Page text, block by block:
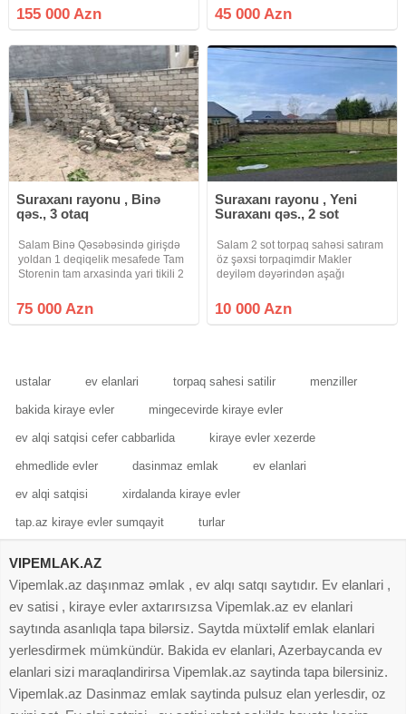
100 m² olan, 5 otaqlı 1 mərtəbəli
yaşayış evi mövcuddur. Ev köhnə
155 000 Azn
xettinin ustunde kupcali torpaq
satilir. 4.5 sot. 45 000 Azn. Real
45 000 Azn
Suraxanı rayonu , Binə
qəs., 3 otaq
Salam Binə Qəsəbəsində girişdə
yoldan 1 deqiqelik mesafede Tam
Storenin tam arxasinda yari tikili 2
plana dusub sotu 50minden
hesablanib 1000 eded das
75 000 Azn
Suraxanı rayonu , Yeni
Suraxanı qəs., 2 sot
Salam 2 sot torpaq sahəsi satıram
öz şəxsi torpaqimdir Makler
deyiləm dəyərindən aşağı
Səbətlər qaydasındadır Məktəb
Baxça tam yaxın
10 000 Azn
ustalar ev elanlari torpaq sahesi satilir menziller
bakida kiraye evler mingecevirde kiraye evler
ev alqi satqisi cefer cabbarlida kiraye evler xezerde
ehmedlide evler dasinmaz emlak ev elanlari
ev alqi satqisi xirdalanda kiraye evler
tap.az kiraye evler sumqayit turlar
VIPEMLAK.AZ
Vipemlak.az daşınmaz əmlak , ev alqı satqı saytıdır. Ev elanlari ,
ev satisi , kiraye evler axtarırsızsa Vipemlak.az ev elanlari
saytında asanlıqla tapa bilərsiz. Saytda müxtəlif emlak elanlari
yerlesdirmek mümkündür. Bakida ev elanlari, Azerbaycanda ev
elanlari sizi maraqlandirirsa Vipemlak.az saytinda tapa bilersiniz.
Vipemlak.az Dasinmaz emlak saytinda pulsuz elan yerlesdir, oz